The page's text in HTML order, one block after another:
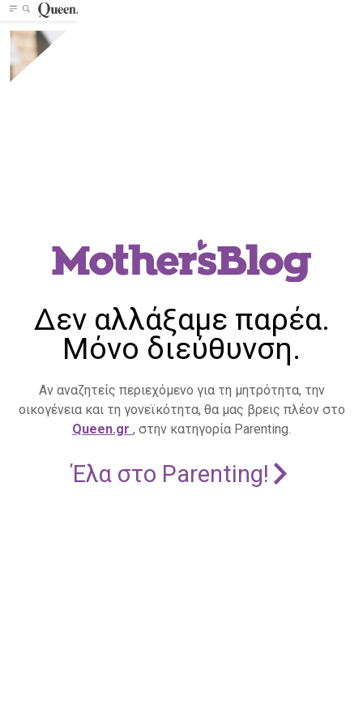
Δεν αλλάξαμε παρέα.
Μόνο διεύθυνση.
Αν αναζητείς περιεχόμενο για τη μητρότητα, την
οικογένεια και τη γονεϊκότητα, θα μας βρεις πλέον στο
Queen.gr , στην κατηγορία Parenting.
Έλα στο Parenting!